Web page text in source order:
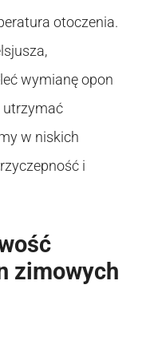
otoczenia.
wymianę opon
utrzymać
w niskich
i
zimowych